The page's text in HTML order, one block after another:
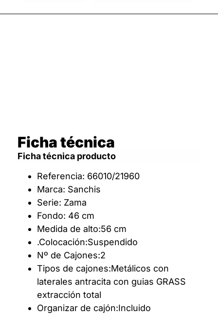
Ficha técnica
Ficha técnica producto
Referencia: 66010/21960
Marca: Sanchis
Serie: Zama
Fondo: 46 cm
Medida de alto:56 cm
.Colocación:Suspendido
Nº de Cajones:2
Tipos de cajones:Metálicos con
laterales antracita con guias GRASS
extracción total
Organizar de cajón:Incluido